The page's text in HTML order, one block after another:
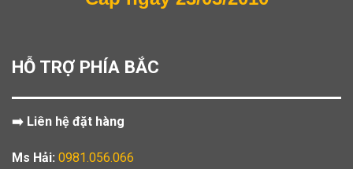
HỖ TRỢ PHÍA BẮC
➡️ Liên hệ đặt hàng
Ms Hải: 0981.056.066